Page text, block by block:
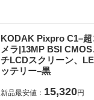
KODAK Pixpro C1–
メラ|13MP BSI
チLCDスクリーン、
ッテリー–黒
新品最安値： 15,320円